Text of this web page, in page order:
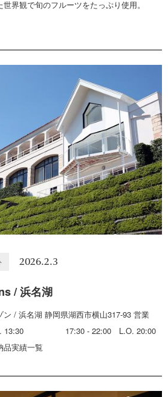
界観で旬のフルーツをたっぷり使用。
2026.2.3
/ 浜名湖
ン / 浜名湖 静岡県湖西市横山317-93 営業
13:30 17:30 - 22:00 L.O. 20:00
品実績一覧